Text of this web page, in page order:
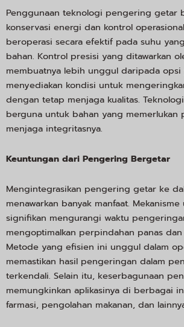
Penggunaan teknologi pengering getar
konservasi energi dan kontrol
beroperasi secara efektif pada suhu
bahan. Kontrol presisi yang ditawarkan
membuatnya lebih unggul daripada opsi
menyediakan kondisi untuk
dengan tetap menjaga kualitas.
berguna untuk bahan yang memerlukan
menjaga integritasnya.
Keuntungan dari Pengering Bergetar
Mengintegrasikan pengering getar ke
menawarkan banyak manfaat. Mekanisme
signifikan mengurangi waktu
mengoptimalkan perpindahan panas dan
Metode yang efisien ini unggul dalam
memastikan hasil pengeringan dalam
terkendali. Selain itu, keserbagunaan
memungkinkan aplikasinya di berbagai
farmasi, pengolahan makanan, dan